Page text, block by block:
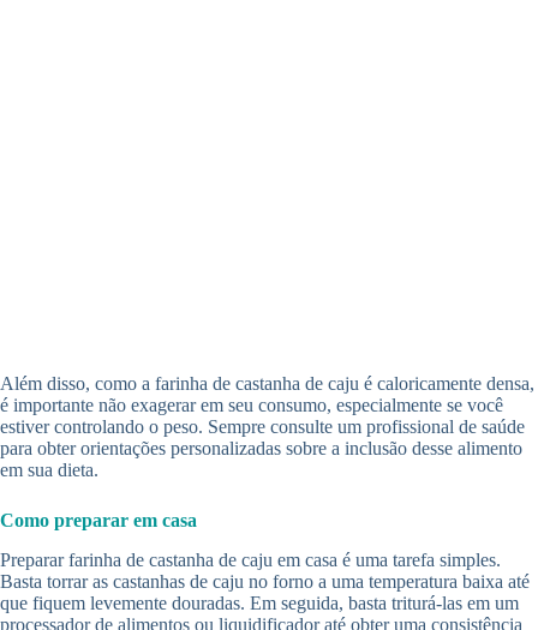
Além disso, como a farinha de castanha de caju é caloricamente densa,
é importante não exagerar em seu consumo, especialmente se você
estiver controlando o peso. Sempre consulte um profissional de saúde
para obter orientações personalizadas sobre a inclusão desse alimento
em sua dieta.
Como preparar em casa
Preparar farinha de castanha de caju em casa é uma tarefa simples.
Basta torrar as castanhas de caju no forno a uma temperatura baixa até
que fiquem levemente douradas. Em seguida, basta triturá-las em um
processador de alimentos ou liquidificador até obter uma consistência